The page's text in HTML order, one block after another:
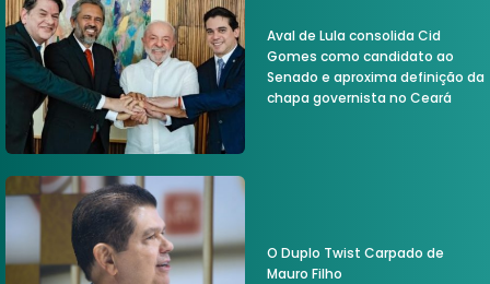
Aval de Lula consolida Cid
Gomes como candidato ao
Senado e aproxima definição da
chapa governista no Ceará
O Duplo Twist Carpado de
Mauro Filho